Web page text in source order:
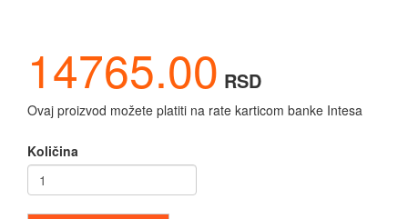
14765.00 RSD
Ovaj proizvod možete platiti na rate karticom banke Intesa
Količina